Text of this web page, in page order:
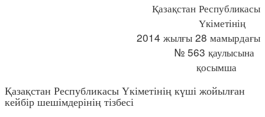
Қазақстан Республикасы
Үкіметінің
2014 жылғы 28 мамырдағы
№ 563 қаулысына
қосымша
Қазақстан Республикасы Үкіметінің күші жойылған
кейбір шешімдерінің тізбесі